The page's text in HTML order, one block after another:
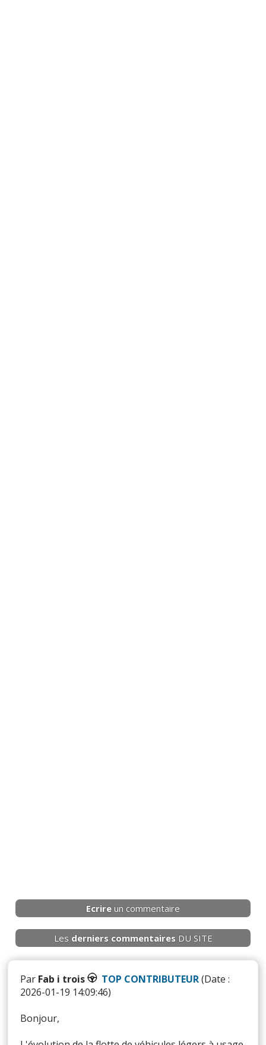
Ecrire un commentaire
Les derniers commentaires DU SITE
Par Fab i trois TOP CONTRIBUTEUR(Date :
2026-01-19 14:09:46)
Bonjour,